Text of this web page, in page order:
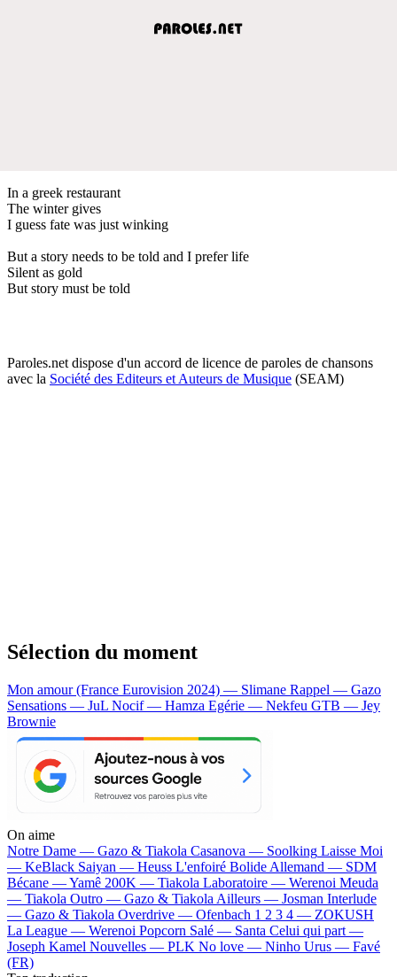
In a greek restaurant
The winter gives
I guess fate was just winking
But a story needs to be told and I prefer life
Silent as gold
But story must be told
Paroles.net dispose d'un accord de licence de paroles de chansons
avec la Société des Editeurs et Auteurs de Musique (SEAM)
Sélection du moment
Mon amour (France Eurovision 2024) — Slimane Rappel — Gazo
Sensations — JuL Nocif — Hamza Egérie — Nekfeu GTB — Jey
Brownie
On aime
Notre Dame — Gazo & Tiakola Casanova — Soolking Laisse Moi
— KeBlack Saiyan — Heuss L'enfoiré Bolide Allemand — SDM
Bécane —Yamê 200K — Tiakola Laboratoire — Werenoi Meuda
— Tiakola Outro — Gazo & Tiakola Ailleurs — Josman Interlude
— Gazo & Tiakola Overdrive — Ofenbach 1 2 3 4 — ZOKUSH
La League — Werenoi Popcorn Salé — Santa Celui qui part —
Joseph Kamel Nouvelles — PLK No love — Ninho Urus — Favé
(FR)